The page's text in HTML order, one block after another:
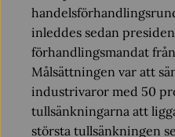
inleddes sedan
förhandlingsmandat
Målsättningen var att
industrivaror med 50
tullsänkningarna att
största tullsänkningen